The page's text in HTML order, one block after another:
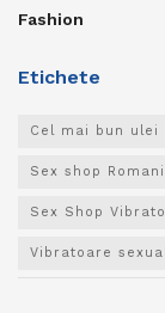
Fashion
Etichete
Cel mai bun ulei
Sex shop
Sex Shop
Vibratoare